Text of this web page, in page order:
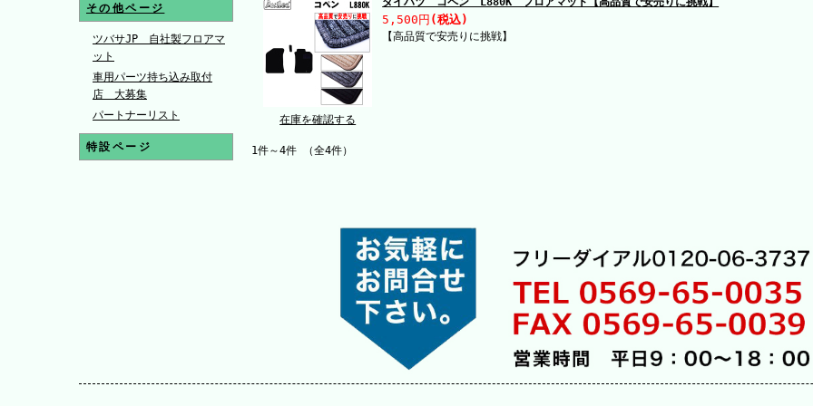
その他ページ
ツバサJP 自社製フロアマ
ット
車用パーツ持ち込み取付
店 大募集
パートナーリスト
特設ページ
在庫を確認する
5,500円 (税込)
【高品質で安売りに挑戦】
1件～4件 （全4件）